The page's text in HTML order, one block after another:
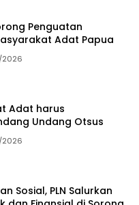
Penguatan
Adat Papua
Adat harus
Undang Otsus
PLN Salurkan